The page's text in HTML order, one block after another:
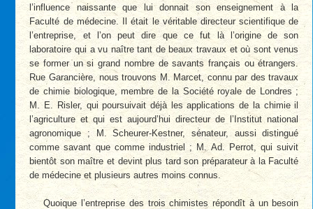
l’influence naissante que lui donnait son enseignement à la
Faculté de médecine. Il était le véritable directeur scientifique de
l’entreprise, et l’on peut dire que ce fut là l’origine de son
laboratoire qui a vu naître tant de beaux travaux et où sont venus
se former un si grand nombre de savants français ou étrangers.
Rue Garancière, nous trouvons M. Marcet, connu par des travaux
de chimie biologique, membre de la Société royale de Londres ;
M. E. Risler, qui poursuivait déjà les applications de la chimie il
l’agriculture et qui est aujourd’hui directeur de l’Institut national
agronomique ; M. Scheurer-Kestner, sénateur, aussi distingué
comme savant que comme industriel ; M. Ad. Perrot, qui suivit
bientôt son maître et devint plus tard son préparateur à la Faculté
de médecine et plusieurs autres moins connus.
Quoique l’entreprise des trois chimistes répondît à un besoin